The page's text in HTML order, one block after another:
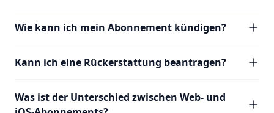
Wie kann ich mein Abonnement kündigen?
Kann ich eine Rückerstattung beantragen?
Was ist der Unterschied zwischen Web- und